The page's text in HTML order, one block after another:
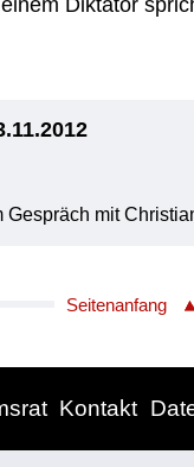
Diktator
Gespräch mit
Seitenanfang
Kontakt